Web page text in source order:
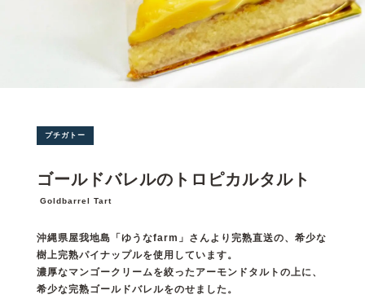
プチガトー
ゴールドバレルのトロピカルタルト
Goldbarrel Tart
沖縄県屋我地島「ゆうなfarm」さんより完熟直送の、希少な
樹上完熟パイナップルを使用しています。
濃厚なマンゴークリームを絞ったアーモンドタルトの上に、
希少な完熟ゴールドバレルをのせました。